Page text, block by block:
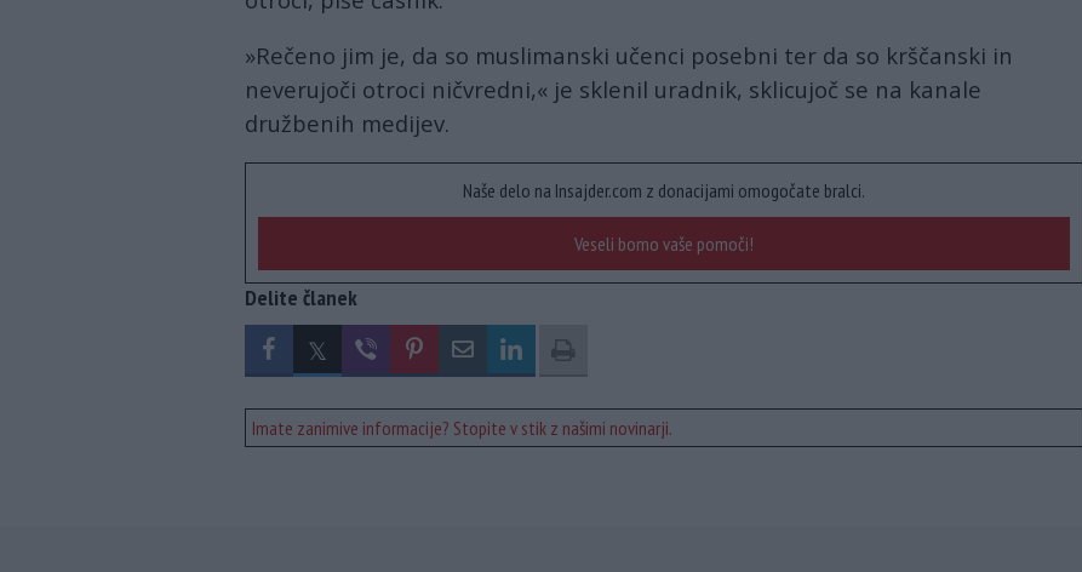
»Rečeno jim je, da so muslimanski učenci posebni ter da so krščanski in
neverujoči otroci ničvredni,« je sklenil uradnik, sklicujoč se na kanale
družbenih medijev.
Naše delo na Insajder.com z donacijami omogočate bralci.
Veseli bomo vaše pomoči!
Delite članek
Imate zanimive informacije? Stopite v stik z našimi novinarji.